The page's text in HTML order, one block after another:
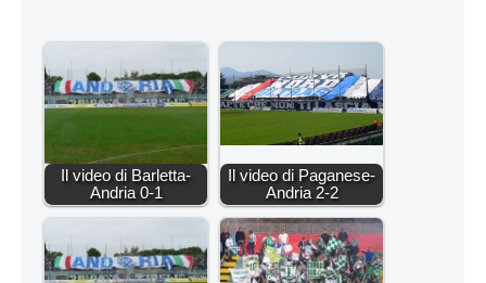
Il video di Barletta-
Andria 0-1
Il video di Paganese-
Andria 2-2